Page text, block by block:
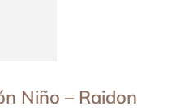
Niño – Raidon